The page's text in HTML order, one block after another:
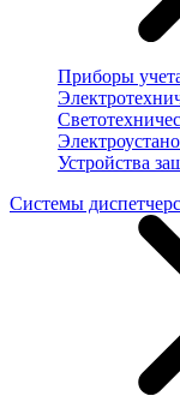
Приборы
Устройства
Системы